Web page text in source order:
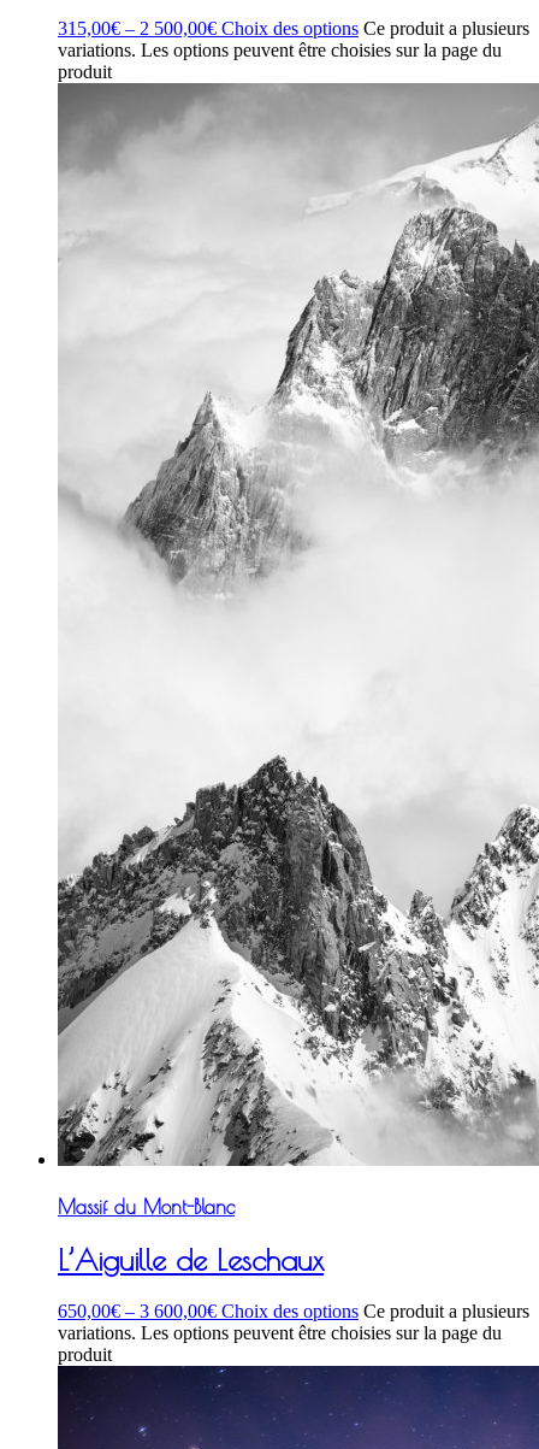
315,00€ – 2 500,00€ Choix des options Ce produit a plusieurs
variations. Les options peuvent être choisies sur la page du
produit
Massif du Mont-Blanc
L’Aiguille de Leschaux
650,00€ – 3 600,00€ Choix des options Ce produit a plusieurs
variations. Les options peuvent être choisies sur la page du
produit